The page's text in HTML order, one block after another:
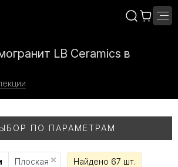
LB Ceramics в
ПО ПАРАМЕТРАМ
Плоская Найдено 67 шт.